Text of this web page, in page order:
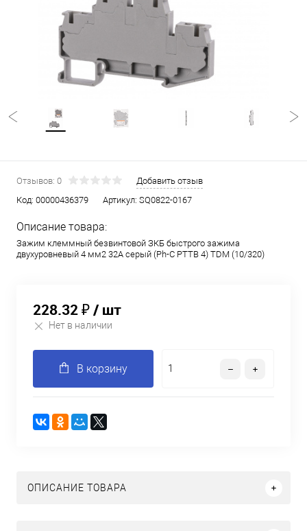
Отзывов: 0
Добавить отзыв
Код: 00000436379 Артикул: SQ0822-0167
Описание товара:
Зажим клеммный безвинтовой ЗКБ быстрого зажима
двухуровневый 4 мм2 32А серый (Ph-C PTTB 4) TDM (10/320)
228.32 ₽/ шт
Нет в наличии
В корзину
ОПИСАНИЕ ТОВАРА